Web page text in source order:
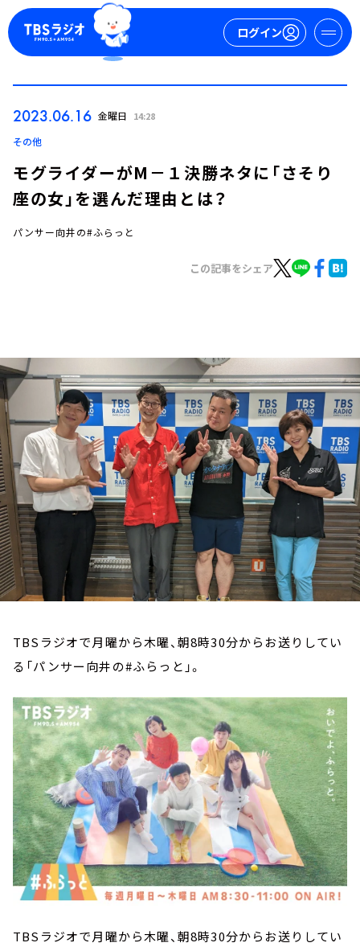
ログイン
イベント・グッズ
YouTube
会社情報
2023.06.16 金曜日 14:28
その他
モグライダーがM－１決勝ネタに「さそり
座の女」を選んだ理由とは？
パンサー向井の#ふらっと
この記事をシェア
TBSラジオで月曜から木曜、朝8時30分からお送りしてい
る「パンサー向井の#ふらっと」。
TBSラジオで月曜から木曜、朝8時30分からお送りしてい